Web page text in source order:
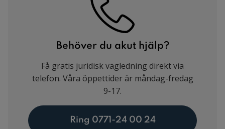
Behöver du akut hjälp?
Få gratis juridisk vägledning direkt via
telefon. Våra öppettider är måndag-fredag
9-17.
Ring 0771-24 00 24